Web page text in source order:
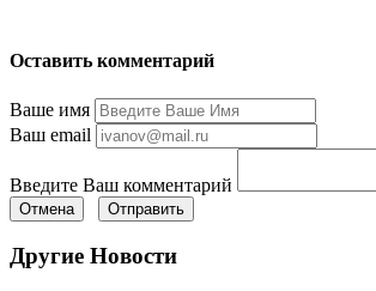
Оставить комментарий
Ваше имя
Ваш email
Введите Ваш комментарий
Отмена Отправить
Другие Новости